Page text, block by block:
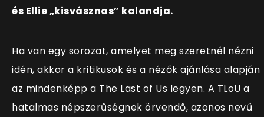
és Ellie „kisvásznas” kalandja.
Ha van egy sorozat, amelyet meg szeretnél nézni
idén, akkor a kritikusok és a nézők ajánlása alapján
az mindenképp a The Last of Us legyen. A TLoU a
hatalmas népszerűségnek örvendő, azonos nevű